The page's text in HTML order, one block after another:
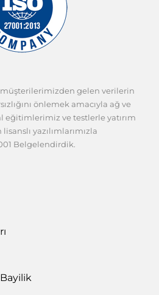
gelen verilerin
önlemek amacıyla ağ ve
ve testlerle yatırım
yazılımlarımızla
Belgelendirdik.